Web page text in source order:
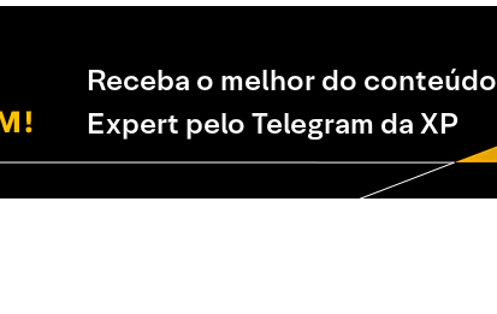
Receba o melhor do conteúdo
Expert pelo Telegram da XP